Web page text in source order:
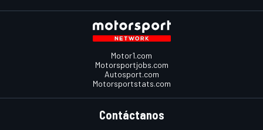
Motor1.com
Motorsportjobs.com
Autosport.com
Motorsportstats.com
Contáctanos